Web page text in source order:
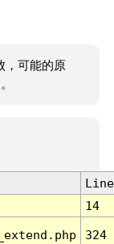
，可能的原
Line
14
324